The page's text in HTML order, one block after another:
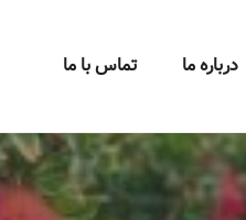
درباره ما تماس با ما